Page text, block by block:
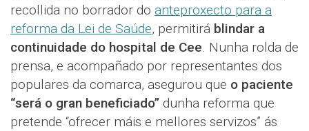
recollida no borrador do anteproxecto para a
reforma da Lei de Saúde, permitirá blindar a
continuidade do hospital de Cee . Nunha rolda de
prensa, e acompañado por representantes dos
populares da comarca, asegurou que o paciente
“será o gran beneficiado” dunha reforma que
pretende “ofrecer máis e mellores servizos” ás